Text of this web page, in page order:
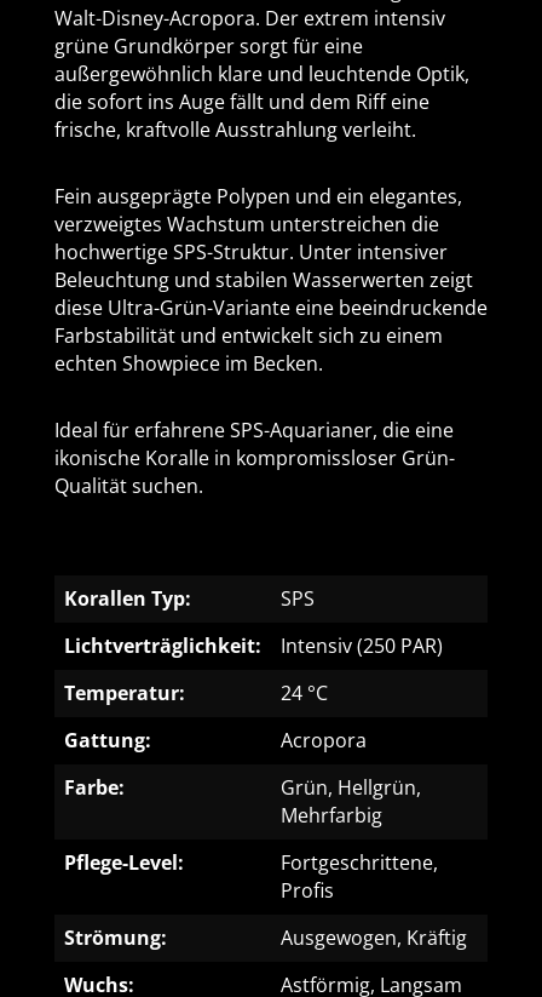
Walt-Disney-Acropora. Der extrem intensiv
grüne Grundkörper sorgt für eine
außergewöhnlich klare und leuchtende Optik,
die sofort ins Auge fällt und dem Riff eine
frische, kraftvolle Ausstrahlung verleiht.
Fein ausgeprägte Polypen und ein elegantes,
verzweigtes Wachstum unterstreichen die
hochwertige SPS-Struktur. Unter intensiver
Beleuchtung und stabilen Wasserwerten zeigt
diese Ultra-Grün-Variante eine beeindruckende
Farbstabilität und entwickelt sich zu einem
echten Showpiece im Becken.
Ideal für erfahrene SPS-Aquarianer, die eine
ikonische Koralle in kompromissloser Grün-
Qualität suchen.
Korallen Typ:
SPS
Lichtverträglichkeit:
Intensiv (250 PAR)
Temperatur:
24 °C
Gattung:
Acropora
Farbe:
Grün, Hellgrün,
Mehrfarbig
Pflege-Level:
Fortgeschrittene,
Profis
Strömung:
Ausgewogen, Kräftig
Wuchs:
Astförmig, Langsam